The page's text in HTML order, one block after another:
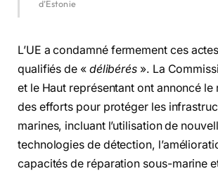
d’Estonie
L’UE a condamné fermement ces
qualifiés de « délibérés ». La
et le Haut représentant ont annoncé
des efforts pour protéger les
marines, incluant l’utilisation de
technologies de détection,
capacités de réparation sous-marine